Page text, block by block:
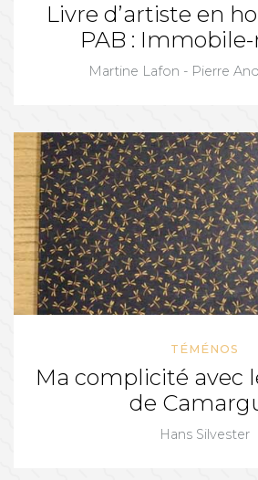
Livre d’artiste en
PAB :
Martine Lafon - Pierre
TÉMÉNOS
Ma complicité avec
de
Hans Silvester